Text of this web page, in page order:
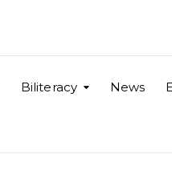
Biliteracy News